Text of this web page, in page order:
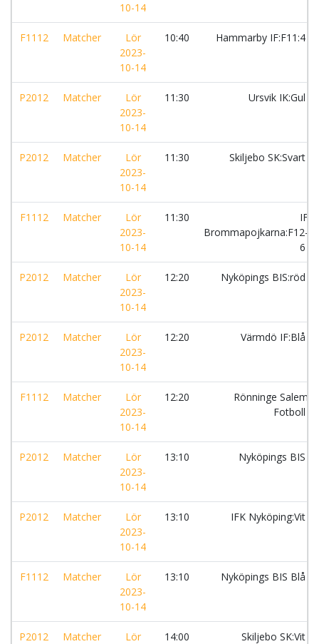
10-14
F1112 Matcher
Lör
2023-
10-14
10:40 Hammarby IF:F11:4
P2012 Matcher
Lör
2023-
10-14
11:30 Ursvik IK:Gul
P2012 Matcher
Lör
2023-
10-14
11:30 Skiljebo SK:Svart
F1112 Matcher
Lör
2023-
10-14
11:30
IF
Brommapojkarna:F12-
6
P2012 Matcher
Lör
2023-
10-14
12:20 Nyköpings BIS:röd
P2012 Matcher
Lör
2023-
10-14
12:20 Värmdö IF:Blå
F1112 Matcher
Lör
2023-
10-14
12:20
Rönninge Salem
Fotboll
P2012 Matcher
Lör
2023-
10-14
13:10 Nyköpings BIS
P2012 Matcher
Lör
2023-
10-14
13:10 IFK Nyköping:Vit
F1112 Matcher
Lör
2023-
10-14
13:10 Nyköpings BIS Blå
P2012 Matcher
Lör
14:00 Skiljebo SK:Vit